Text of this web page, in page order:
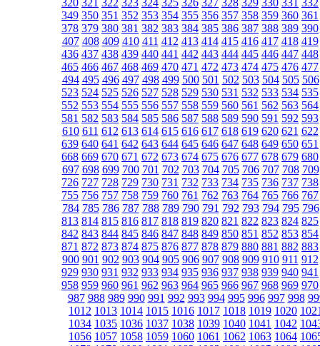
320 321 322 323 324 325 326 327 328 329 330 331 332
349 350 351 352 353 354 355 356 357 358 359 360 361
378 379 380 381 382 383 384 385 386 387 388 389 390
407 408 409 410 411 412 413 414 415 416 417 418 419
436 437 438 439 440 441 442 443 444 445 446 447 448
465 466 467 468 469 470 471 472 473 474 475 476 477
494 495 496 497 498 499 500 501 502 503 504 505 506
523 524 525 526 527 528 529 530 531 532 533 534 535
552 553 554 555 556 557 558 559 560 561 562 563 564
581 582 583 584 585 586 587 588 589 590 591 592 593
610 611 612 613 614 615 616 617 618 619 620 621 622
639 640 641 642 643 644 645 646 647 648 649 650 651
668 669 670 671 672 673 674 675 676 677 678 679 680
697 698 699 700 701 702 703 704 705 706 707 708 709
726 727 728 729 730 731 732 733 734 735 736 737 738
755 756 757 758 759 760 761 762 763 764 765 766 767
784 785 786 787 788 789 790 791 792 793 794 795 796
813 814 815 816 817 818 819 820 821 822 823 824 825
842 843 844 845 846 847 848 849 850 851 852 853 854
871 872 873 874 875 876 877 878 879 880 881 882 883
900 901 902 903 904 905 906 907 908 909 910 911 912
929 930 931 932 933 934 935 936 937 938 939 940 941
958 959 960 961 962 963 964 965 966 967 968 969 970
987 988 989 990 991 992 993 994 995 996 997 998
1012 1013 1014 1015 1016 1017 1018 1019 1020
1034 1035 1036 1037 1038 1039 1040 1041 1042
1056 1057 1058 1059 1060 1061 1062 1063 1064